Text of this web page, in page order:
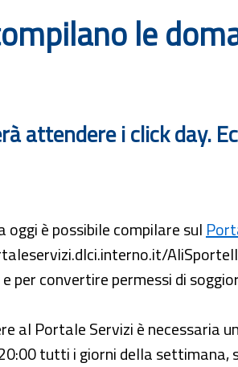
le
attendere i click day.
oggi è possibile compilare sul
per convertire permessi di
al Portale Servizi è necessaria
tutti i giorni della settimana,